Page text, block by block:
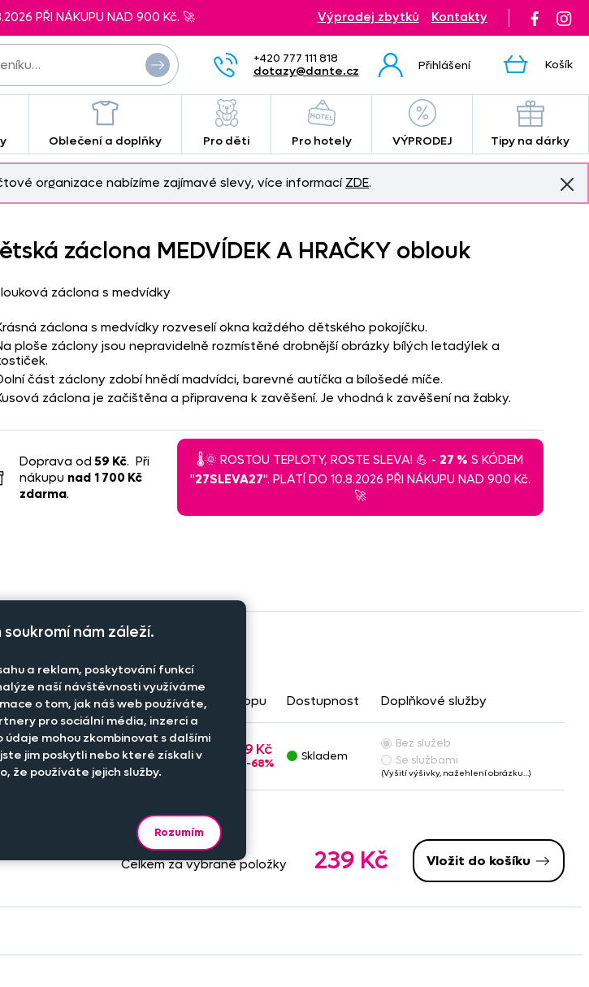
+420 777 111 818
dotazy@dante.cz
Přihlášení Košík
PŘI NÁKUPU NAD 900 Kč. 🚀 Výprodej zbytků Kontakty
Oblečení a doplňky Pro děti Pro hotely VÝPRODEJ Tipy na dárky
organizace nabízíme zajímavé slevy, více informací ZDE.
záclona MEDVÍDEK A HRAČKY oblouk
záclona s medvídky
záclona s medvídky rozveselí okna každého dětského pokojíčku.
ploše záclony jsou nepravidelně rozmístěné drobnější obrázky bílých letadýlek a
část záclony zdobí hnědí madvídci, barevné autíčka a bílošedé míče.
záclona je začištěna a připravena k zavěšení. Je vhodná k zavěšení na žabky.
Doprava od 59 Kč. Při
nákupu nad 1 700 Kč
zdarma.
🌡️🌞 ROSTOU TEPLOTY, ROSTE SLEVA! 💪 -27 % S KÓDEM
"27SLEVA27". PLATÍ DO 10.8.2026 PŘI NÁKUPU NAD 900 Kč.
🚀
na prodejně Cena na eshopu Dostupnost Doplňkové služby
749 Kč 239 Kč
-68%
Skladem
Bez služeb
Se službami
(Vyšití výšivky, nažehlení obrázku…)
Celkem za vybrané položky 239 Kč Vložit do košíku
soukromí nám záleží.
a reklam, poskytování funkcí
naší návštěvnosti využíváme
o tom, jak náš web používáte,
pro sociální média, inzerci a
mohou zkombinovat s dalšími
jim poskytli nebo které získali v
že používáte jejich služby.
Rozumím